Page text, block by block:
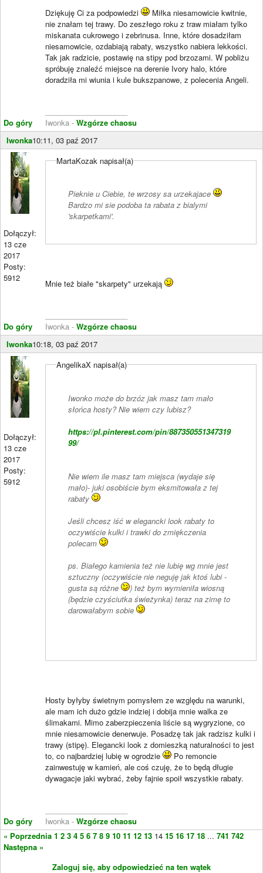
Do góry
Dziękuję Ci za podpowiedzi
Miłka niesamowicie kwitnie,
nie znałam tej trawy. Do zeszłego roku z traw miałam tylko
miskanata cukrowego i zebrinusa. Inne, które dosadziłam
niesamowicie, ozdabiają rabaty, wszystko nabiera lekkości.
Tak jak radzicie, postawię na stipy pod brzozami. W pobliżu
spróbuję znaleźć miejsce na derenie Ivory halo, które
doradziła mi wiunia i kule bukszpanowe, z polecenia Angeli.
Iwonka - Wzgórze chaosu
Iwonka10:11, 03 paź 2017
Dołączył:
13 cze
2017
Posty:
5912
Do góry
MartaKozak napisał(a)
Pieknie u Ciebie, te wrzosy sa urzekajace
Bardzo mi sie podoba ta rabata z bialymi
'skarpetkami'.
Mnie też białe "skarpety" urzekają
Iwonka - Wzgórze chaosu
Iwonka10:18, 03 paź 2017
Dołączył:
13 cze
2017
Posty:
5912
Do góry
AngelikaX napisał(a)
Iwonko może do brzóz jak masz tam mało
słońca hosty? Nie wiem czy lubisz?
https://pl.pinterest.com/pin/887350551347319
99/
Nie wiem ile masz tam miejsca (wydaje się
mało)- juki osobiście bym eksmitowała z tej
rabaty
Jeśli chcesz iść w elegancki look rabaty to
oczywiście kulki i trawki do zmiękczenia
polecam
ps. Białego kamienia też nie lubię wg mnie jest
sztuczny (oczywiście nie neguję jak ktoś lubi -
gusta są różne
) też bym wymieniła wiosną
(będzie czyściutka świeżynka) teraz na zimę to
darowałabym sobie
Hosty byłyby świetnym pomysłem ze względu na warunki,
ale mam ich dużo gdzie indziej i dobija mnie walka ze
ślimakami. Mimo zaberzpieczenia liście są wygryzione, co
mnie niesamowicie denerwuje. Posadzę tak jak radzisz kulki i
trawy (stipę). Elegancki look z domieszką naturalności to jest
to, co najbardziej lubię w ogrodzie
Po remoncie
zainwestuję w kamień, ale coś czuję, że to będą długie
dywagacje jaki wybrać, żeby fajnie spoił wszystkie rabaty.
Iwonka - Wzgórze chaosu
« Poprzednia 1 2 3 4 5 6 7 8 9 10 11 12 13 14 15 16 17 18 ... 741 742
Następna »
Zaloguj się, aby odpowiedzieć na ten wątek